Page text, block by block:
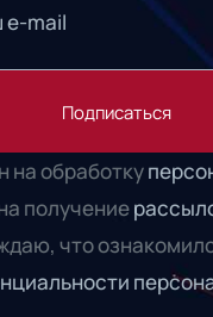
Подписаться
на обработку
получение
что